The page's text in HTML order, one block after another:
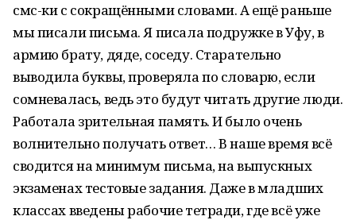
смс-ки с сокращёнными словами. А ещё раньше
мы писали письма. Я писала подружке в Уфу, в
армию брату, дяде, соседу. Старательно
выводила буквы, проверяла по словарю, если
сомневалась, ведь это будут читать другие люди.
Работала зрительная память. И было очень
волнительно получать ответ… В наше время всё
сводится на минимум письма, на выпускных
экзаменах тестовые задания. Даже в младших
классах введены рабочие тетради, где всё уже